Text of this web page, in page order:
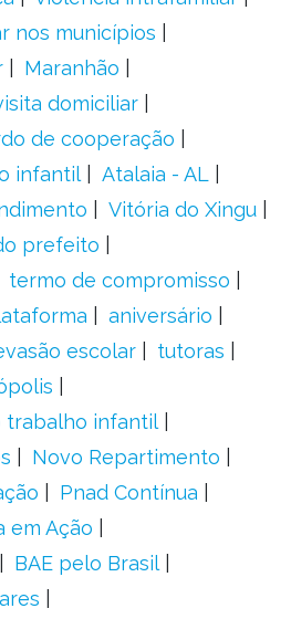
nos municípios
Maranhão
domiciliar
de cooperação
infantil
Atalaia - AL
Vitória do Xingu
prefeito
termo de compromisso
aniversário
escolar
tutoras
infantil
Novo Repartimento
Pnad Contínua
em Ação
BAE pelo Brasil